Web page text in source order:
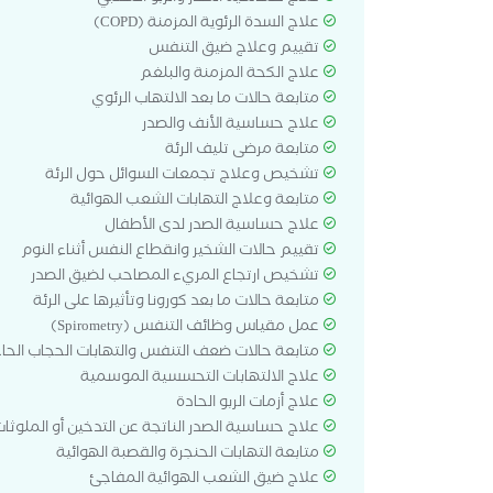
علاج السدة الرئوية المزمنة (COPD)
تقييم وعلاج ضيق التنفس
علاج الكحة المزمنة والبلغم
متابعة حالات ما بعد الالتهاب الرئوي
علاج حساسية الأنف والصدر
متابعة مرضى تليف الرئة
تشخيص وعلاج تجمعات السوائل حول الرئة
متابعة وعلاج التهابات الشعب الهوائية
علاج حساسية الصدر لدى الأطفال
تقييم حالات الشخير وانقطاع النفس أثناء النوم
تشخيص ارتجاع المريء المصاحب لضيق الصدر
متابعة حالات ما بعد كورونا وتأثيرها على الرئة
عمل مقياس وظائف التنفس (Spirometry)
متابعة حالات ضعف التنفس والتهابات الحجاب
علاج الالتهابات التحسسية الموسمية
علاج أزمات الربو الحادة
علاج حساسية الصدر الناتجة عن التدخين أو
متابعة التهابات الحنجرة والقصبة الهوائية
علاج ضيق الشعب الهوائية المفاجئ